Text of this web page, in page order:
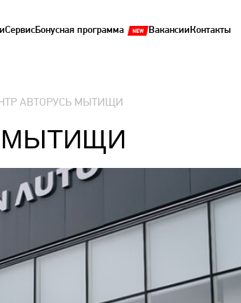
СервисБонусная программа ВакансииКонтакты
АВТОРУСЬ МЫТИЩИ
МЫТИЩИ